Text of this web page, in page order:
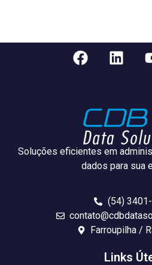
Soluções eficientes em
dados para sua
(54)
Farroupilha /
Links